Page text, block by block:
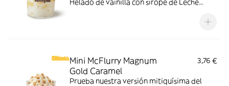
Helado de vainilla con sirope de Leche
ahora y no te quedes sin tus mitiquísimos
Mini McFlurry Magnum
Gold Caramel
3,76 €
Prueba nuestra versión mitiquísima del